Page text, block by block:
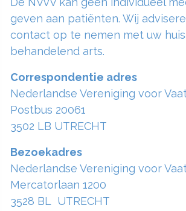
geven aan patiënten. Wij
contact op te nemen met uw
behandelend arts.
Correspondentie adres
Nederlandse Vereniging voor
Postbus 20061
3502 LB UTRECHT
Bezoekadres
Nederlandse Vereniging voor
Mercatorlaan 1200
3528 BL UTRECHT